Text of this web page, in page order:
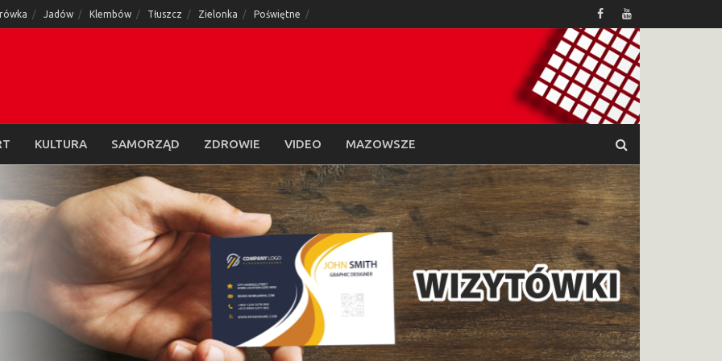
Jadów Klembów Tłuszcz Zielonka Poświętne
KULTURA SAMORZĄD ZDROWIE VIDEO MAZOWSZE